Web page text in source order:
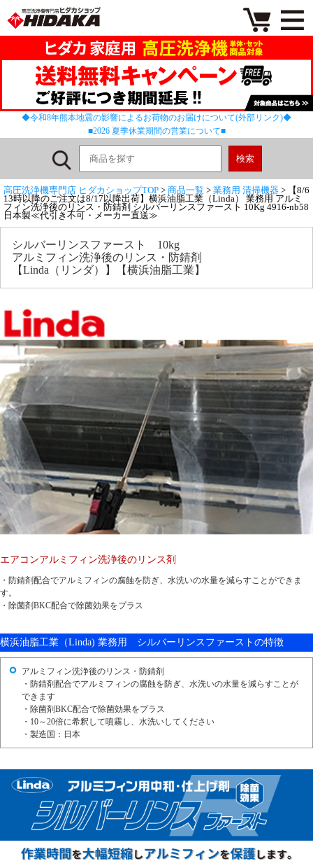
◆令和8年熊本地震の影響によるお荷物のお届けについて(外部リンク)◆
■2026 夏季休業期間の営業について■
高圧洗浄機専門店 ヒダカショップTOP > 商品一覧 > 業務用 清掃機器 > 【8/6
13時以降のご注文は8/17以降出荷】横浜油脂工業（Linda） 業務用 アルミ
フィン洗浄後のリンス・防錆剤 シルバーリンスファースト 10Kg 4916-nb58
日本製≪代引き不可・メーカー直送≫
シルバーリンスファースト 10kg
アルミフィン洗浄後のリンス・防錆剤
【Linda（リンダ）】【横浜油脂工業】
エアコンアルミフィン洗浄後のリンス剤
・防錆剤配合でアルミフィンの腐蝕を防ぎ、水洗いの水量を減らすことができま
す。
・除菌剤BKC配合で除菌効果をプラス
横浜油脂工業（Linda) 業務用 シルバーリンスファーストの特徴
アルミフィン洗浄後のリンス・防錆剤
・防錆剤配合でアルミフィンの腐蝕を防ぎ、水洗いの水量を減らすことが
できます
・除菌剤BKC配合で除菌効果をプラス
・10～20倍に希釈して噴霧し、水洗いしてください
・製造国：日本